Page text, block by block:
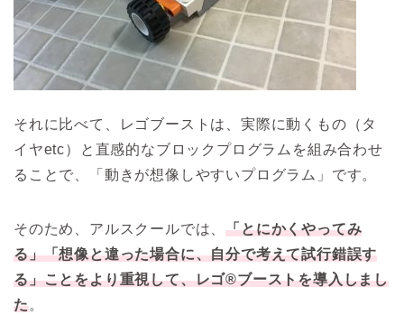
それに比べて、レゴブーストは、実際に動くもの（タ
イヤetc）と直感的なブロックプログラムを組み合わせ
ることで、「動きが想像しやすいプログラム」です。
そのため、アルスクールでは、「とにかくやってみ
る」「想像と違った場合に、自分で考えて試行錯誤す
る」ことをより重視して、レゴ®ブーストを導入しまし
た。